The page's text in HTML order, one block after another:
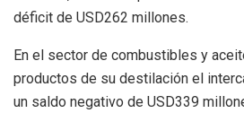
déficit de USD262 millones.
En el sector de combustibles y
productos de su destilación el
un saldo negativo de USD339